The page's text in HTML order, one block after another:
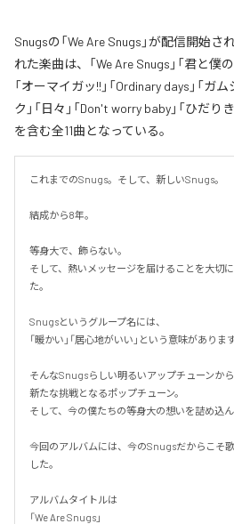
Snugsの「We Are Snugs」が配信開始
れた楽曲は、「We Are Snugs」「君と僕
「オーマイガッ!!」「Ordinary days」「ガ
ク」「日々」「Don't worry baby」「ひだり
を含む全11曲となっている。
これまでのSnugs。そして、新しいSnugs。
結成から8年。
等身大で、飾らない。
そして、熱いメッセージを届けることを大切
た。
Snugsというグループ名には、
「暖かい」「居心地がいい」という意味があります
そんなSnugsらしい明るいアップチューンから
新たな挑戦となるポップチューン。
そして、今の僕たちの等身大の想いを詰め込
今回のアルバムには、今のSnugsだからこそ
した。
アルバムタイトルは
「We Are Snugs」